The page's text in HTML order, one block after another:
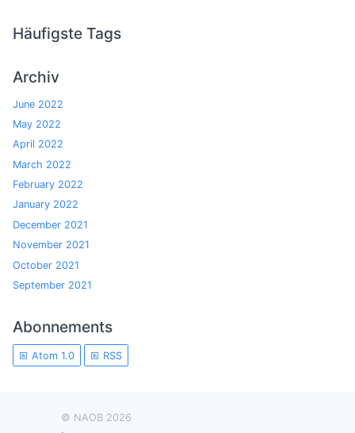
Häufigste Tags
Archiv
June 2022
May 2022
April 2022
March 2022
February 2022
January 2022
December 2021
November 2021
October 2021
September 2021
Abonnements
Atom 1.0 RSS
© NAOB 2026